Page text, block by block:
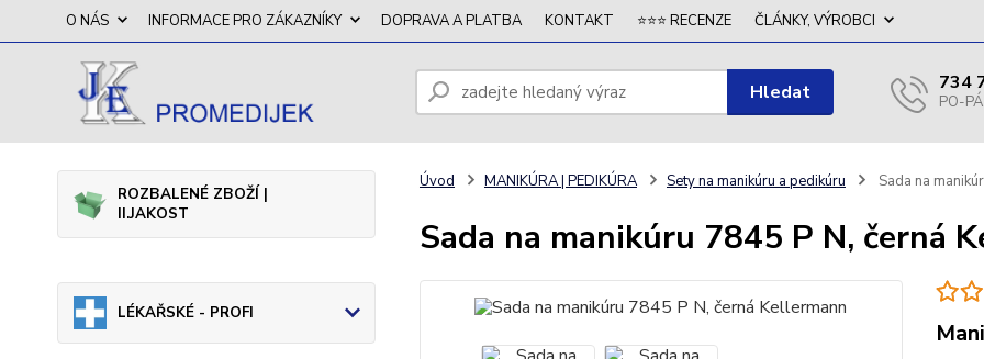
O NÁS INFORMACE PRO ZÁKAZNÍKY DOPRAVA A PLATBA KONTAKT ⭐⭐⭐ RECENZE ČLÁNKY, VÝROBCI
Hledat 734
ROZBALENÉ ZBOŽÍ |
II.JAKOST
LÉKAŘSKÉ - PROFI
Úvod MANIKÚRA | PEDIKÚRA Sety na manikúru a pedikúru Sada na
Sada na manikúru 7845 P N, černá